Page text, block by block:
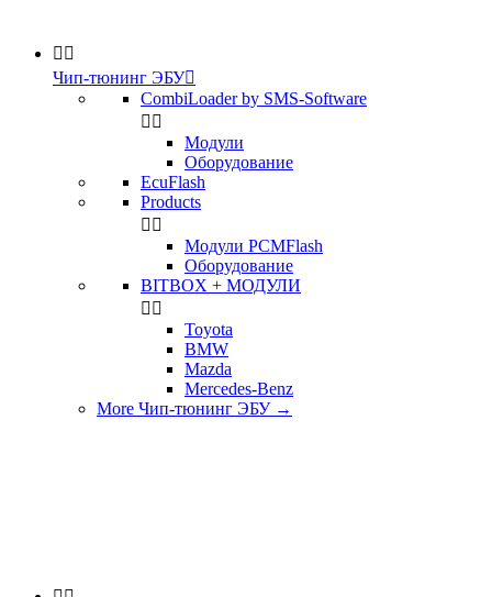
 
Чип-тюнинг ЭБУ
CombiLoader by SMS-Software
 
Модули
Оборудование
EcuFlash
Products
 
Модули PCMFlash
Оборудование
BITBOX + МОДУЛИ
 
Toyota
BMW
Mazda
Mercedes-Benz
More Чип-тюнинг ЭБУ →